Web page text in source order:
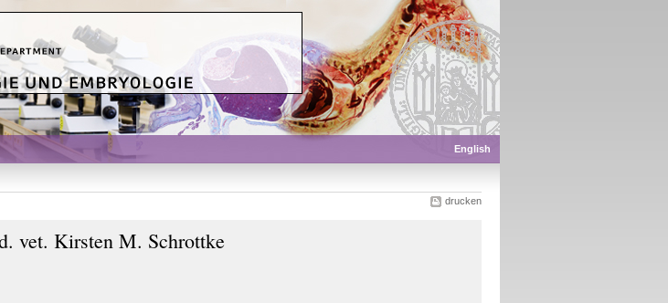
English
drucken
vet. Kirsten M. Schrottke